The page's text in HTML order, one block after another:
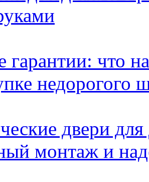
гарантии: что
недорогого
двери
монтаж и